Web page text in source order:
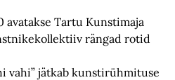
avatakse Tartu Kunstimaja
rängad rotid
vahi” jätkab kunstirühmituse